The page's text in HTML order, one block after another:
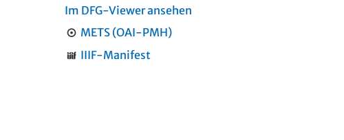
Im DFG-Viewer ansehen
METS (OAI-PMH)
IIIF-Manifest